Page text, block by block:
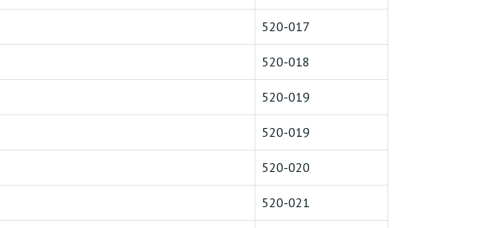
520-017
520-018
520-019
520-019
520-020
520-021